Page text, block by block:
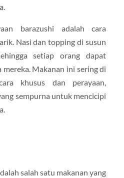
barazushi adalah cara
Nasi dan topping di susun
setiap orang dapat
mereka. Makanan ini sering di
khusus dan perayaan,
sempurna untuk mencicipi
salah satu makanan yang